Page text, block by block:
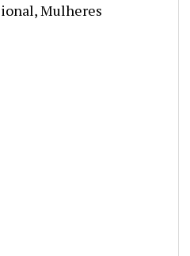
Mulheres